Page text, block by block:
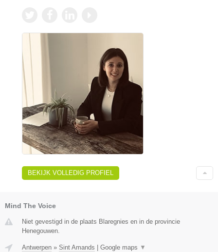
BEKIJK VOLLEDIG PROFIEL
Mind The Voice
Niet gevestigd in de plaats Blaregnies en in de provincie
Henegouwen.
Antwerpen » Sint Amands Google maps ▼